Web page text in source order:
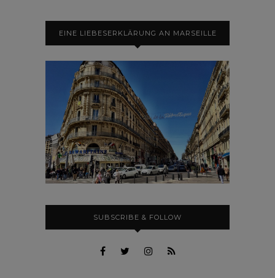
EINE LIEBESERKLÄRUNG AN MARSEILLE
SUBSCRIBE & FOLLOW